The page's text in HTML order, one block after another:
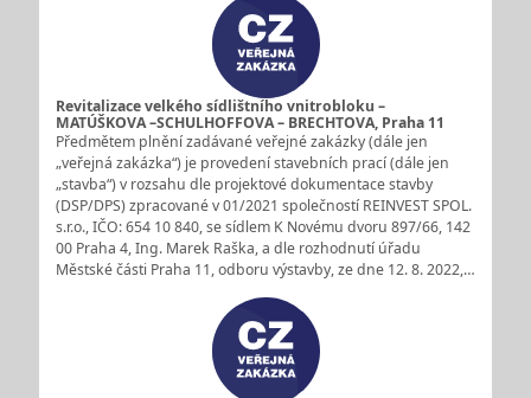
Revitalizace velkého sídlištního vnitrobloku –
MATÚŠKOVA –SCHULHOFFOVA – BRECHTOVA, Praha 11
Předmětem plnění zadávané veřejné zakázky (dále jen
„veřejná zakázka“) je provedení stavebních prací (dále jen
„stavba“) v rozsahu dle projektové dokumentace stavby
(DSP/DPS) zpracované v 01/2021 společností REINVEST SPOL.
s.r.o., IČO: 654 10 840, se sídlem K Novému dvoru 897/66, 142
00 Praha 4, Ing. Marek Raška, a dle rozhodnutí úřadu
Městské části Praha 11, odboru výstavby, ze dne 12. 8. 2022,…